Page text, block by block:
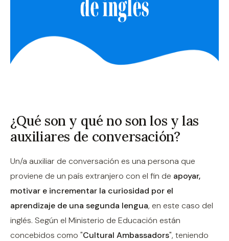
¿Qué son y qué no son los y las
auxiliares de conversación?
Un/a auxiliar de conversación es una persona que
proviene de un país extranjero con el fin de apoyar,
motivar e incrementar la curiosidad por el
aprendizaje de una segunda lengua, en este caso del
inglés. Según el Ministerio de Educación están
concebidos como "Cultural Ambassadors", teniendo